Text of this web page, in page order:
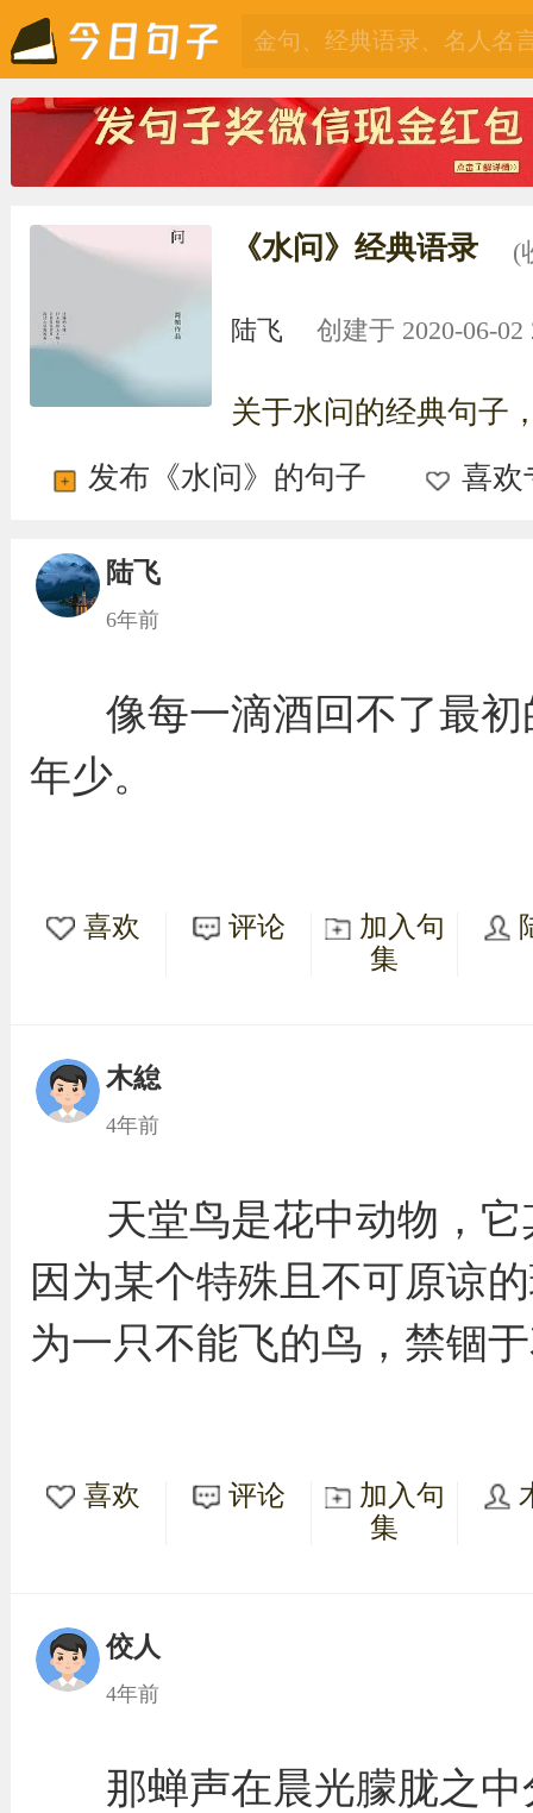
《水问》经典语录 (
陆飞 创建于 2020-06-02
关于水问的经典句子
发布《水问》的句子
喜欢
陆飞
6年前
像每一滴酒回不了最
年少。
喜欢 评论
加入句
集
木緿
4年前
天堂鸟是花中动物，
因为某个特殊且不可原谅
为一只不能飞的鸟，禁锢
喜欢 评论
加入句
集
佼人
4年前
那蝉声在晨光朦胧之